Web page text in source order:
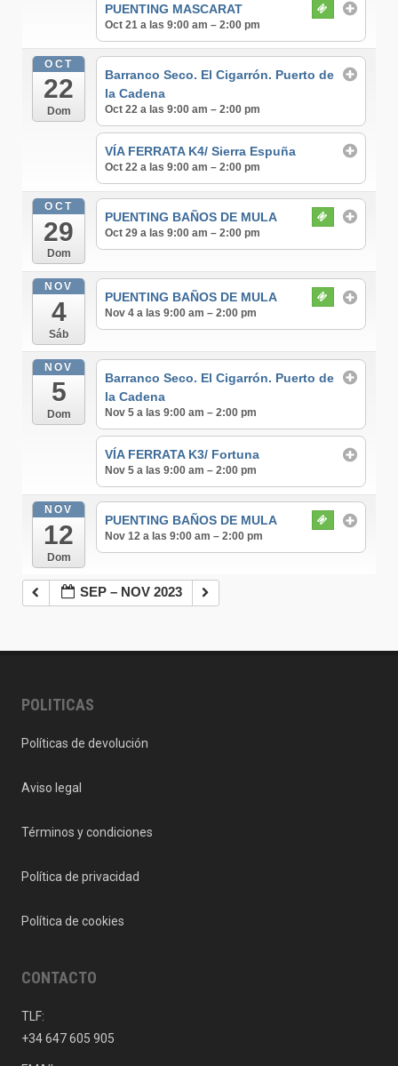
PUENTING MASCARAT
Oct 21 a las 9:00 am – 2:00 pm
OCT
22
Dom
Barranco Seco. El Cigarrón. Puerto de
la Cadena
Oct 22 a las 9:00 am – 2:00 pm
VÍA FERRATA K4/ Sierra Espuña
Oct 22 a las 9:00 am – 2:00 pm
OCT
29
Dom
PUENTING BAÑOS DE MULA
Oct 29 a las 9:00 am – 2:00 pm
NOV
4
Sáb
PUENTING BAÑOS DE MULA
Nov 4 a las 9:00 am – 2:00 pm
NOV
5
Dom
Barranco Seco. El Cigarrón. Puerto de
la Cadena
Nov 5 a las 9:00 am – 2:00 pm
VÍA FERRATA K3/ Fortuna
Nov 5 a las 9:00 am – 2:00 pm
NOV
12
Dom
PUENTING BAÑOS DE MULA
Nov 12 a las 9:00 am – 2:00 pm
SEP – NOV 2023
POLITICAS
Políticas de devolución
Aviso legal
Términos y condiciones
Política de privacidad
Política de cookies
CONTACTO
TLF:
+34 647 605 905